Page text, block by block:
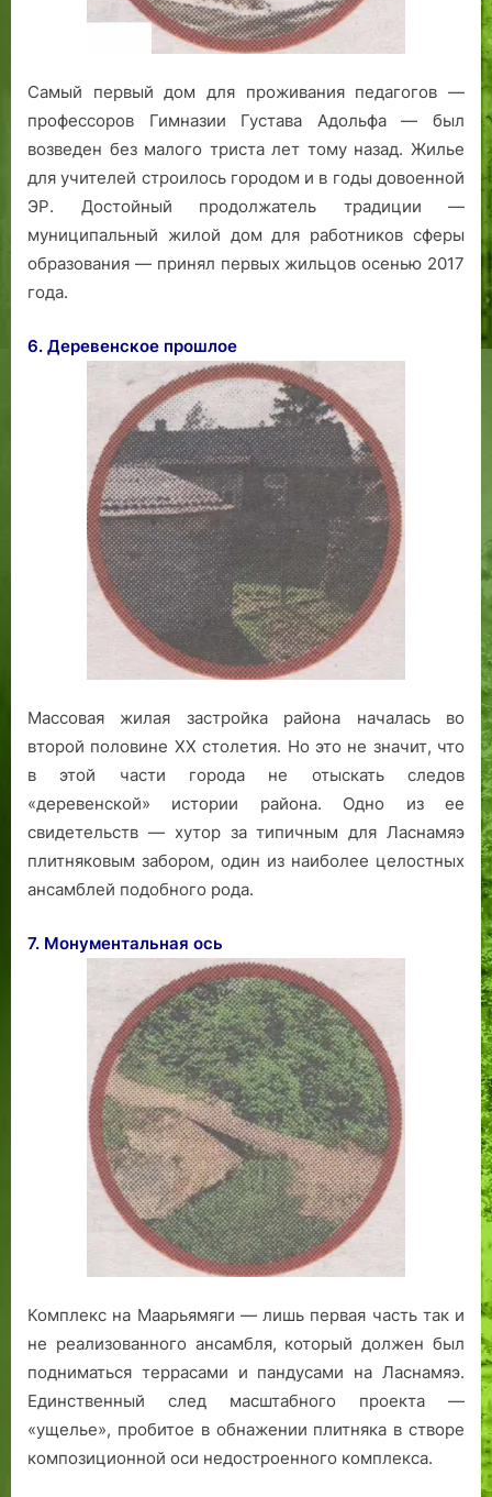
Самый первый дом для проживания педагогов —
профессоров Гимназии Густава Адольфа — был
возведен без малого триста лет тому назад. Жилье
для учителей строилось городом и в годы довоенной
ЭР. Достойный продолжатель традиции —
муниципальный жилой дом для работников сферы
образования — принял первых жильцов осенью 2017
года.
6. Деревенское прошлое
Массовая жилая застройка района началась во
второй половине XX столетия. Но это не значит, что
в этой части города не отыскать следов
«деревенской» истории района. Одно из ее
свидетельств — хутор за типичным для Ласнамяэ
плитняковым забором, один из наиболее целостных
ансамблей подобного рода.
7. Монументальная ось
Комплекс на Маарьямяги — лишь первая часть так и
не реализованного ансамбля, который должен был
подниматься террасами и пандусами на Ласнамяэ.
Единственный след масштабного проекта —
«ущелье», пробитое в обнажении плитняка в створе
композиционной оси недостроенного комплекса.